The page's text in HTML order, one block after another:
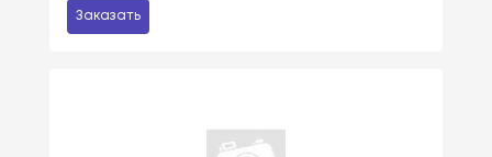
Заказать